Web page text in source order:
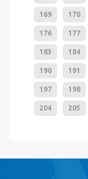
169 170
176 177
183 184
190 191
197 198
204 205